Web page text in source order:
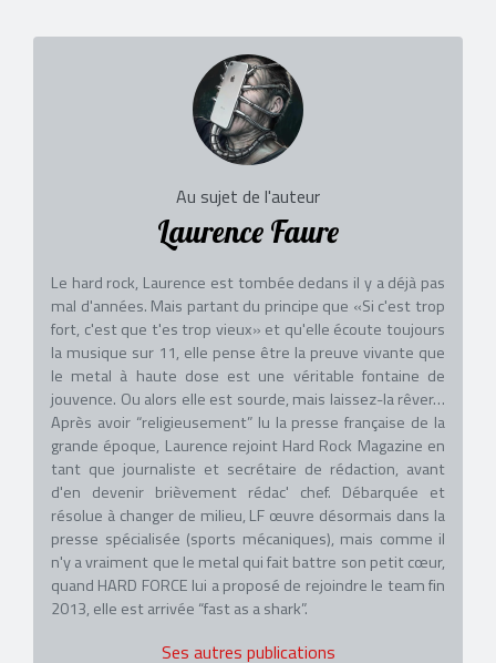
Au sujet de l'auteur
Laurence Faure
Le hard rock, Laurence est tombée dedans il y a déjà pas
mal d'années. Mais partant du principe que «Si c'est trop
fort, c'est que t'es trop vieux» et qu'elle écoute toujours
la musique sur 11, elle pense être la preuve vivante que
le metal à haute dose est une véritable fontaine de
jouvence. Ou alors elle est sourde, mais laissez-la rêver…
Après avoir “religieusement” lu la presse française de la
grande époque, Laurence rejoint Hard Rock Magazine en
tant que journaliste et secrétaire de rédaction, avant
d'en devenir brièvement rédac' chef. Débarquée et
résolue à changer de milieu, LF œuvre désormais dans la
presse spécialisée (sports mécaniques), mais comme il
n'y a vraiment que le metal qui fait battre son petit cœur,
quand HARD FORCE lui a proposé de rejoindre le team fin
2013, elle est arrivée “fast as a shark”.
Ses autres publications